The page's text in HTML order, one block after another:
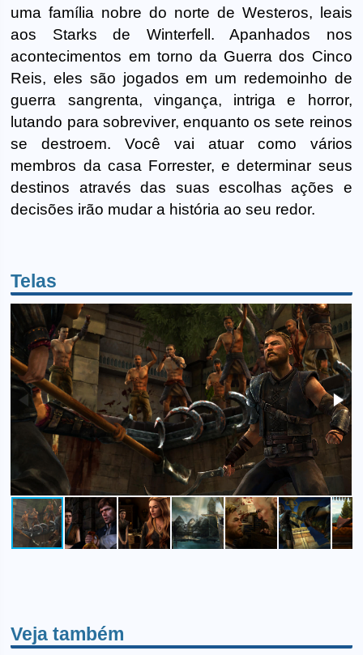
uma família nobre do norte de Westeros, leais
aos Starks de Winterfell. Apanhados nos
acontecimentos em torno da Guerra dos Cinco
Reis, eles são jogados em um redemoinho de
guerra sangrenta, vingança, intriga e horror,
lutando para sobreviver, enquanto os sete reinos
se destroem. Você vai atuar como vários
membros da casa Forrester, e determinar seus
destinos através das suas escolhas ações e
decisões irão mudar a história ao seu redor.
Telas
Veja também